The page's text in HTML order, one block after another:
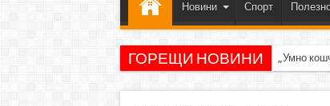
Новини Спорт
ГОРЕЩИ НОВИНИ „Умно